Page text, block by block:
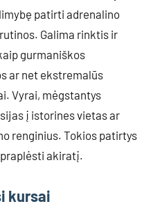
patirti adrenalino
Galima rinktis ir
gurmaniškos
ar net ekstremalūs
Vyrai, mėgstantys
į istorines vietas ar
renginius. Tokios patirtys
akiratį.
kursai